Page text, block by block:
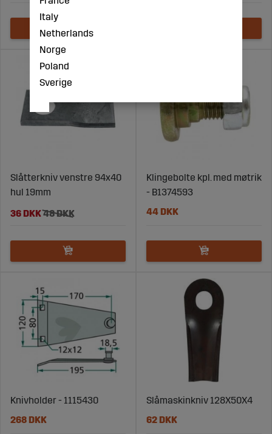
Slåtterkniv venstre 94x40
hul 19mm
36 DKK48 DKK
Klingebolte kpl. med møtrik
- B1374593
44 DKK
Knivholder - 1115430
268 DKK
Slåmaskinkniv 128X50X4
62 DKK
Italy
Netherlands
Norge
Poland
Sverige